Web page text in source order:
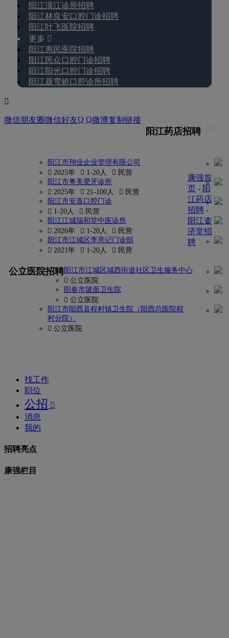
阳江漠江诊所招聘
阳江林良安口腔门诊招聘
阳江叶飞医院招聘
更多 
阳江惠民医院招聘
阳江民众口腔门诊招聘
阳江阳光口腔门诊招聘
阳江聂雪娇口腔诊所招聘

微信朋友圈微信好友Q Q微博复制链接
阳江药店招聘
阳江市翔业企业管理有限公司
 2025年
 1-20人
 民营
阳江市粤美爱牙诊所
 2025年
 21-100人
 民营
阳江市安喜口腔门诊
 1-20人
 民营
阳江江城瑞和堂中医诊所
 2026年
 1-20人
 民营
阳江市江城区李亮记门诊部
 2021年
 1-20人  民营
公立医院招聘阳江市江城区城西街道社区卫生服务中心
 公立医院
阳春市陂面卫生院
 公立医院
阳江市阳西县程村镇卫生院（阳西总医院程
村分院）
 公立医院
康强首
页- 阳
江药店
招聘-
阳江杏
济堂招
聘
密
找工作
职位
公招 
消息
我的
招聘亮点
康强栏目